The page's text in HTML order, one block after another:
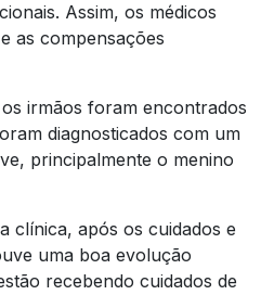
Assim, os médicos
as compensações
irmãos foram encontrados
diagnosticados com um
principalmente o menino
clínica, após os cuidados e
uma boa evolução
recebendo cuidados de